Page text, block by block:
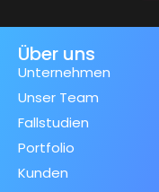
Über uns
Unternehmen
Unser Team
Fallstudien
Portfolio
Kunden